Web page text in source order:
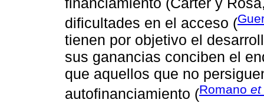
dificultades en el acceso (
tienen por objetivo el
sus ganancias conciben el
que aquellos que no
autofinanciamiento (Romano et